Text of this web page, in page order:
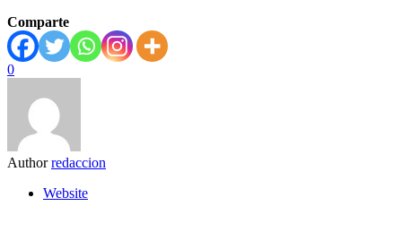
Comparte
0
Author redaccion
Website